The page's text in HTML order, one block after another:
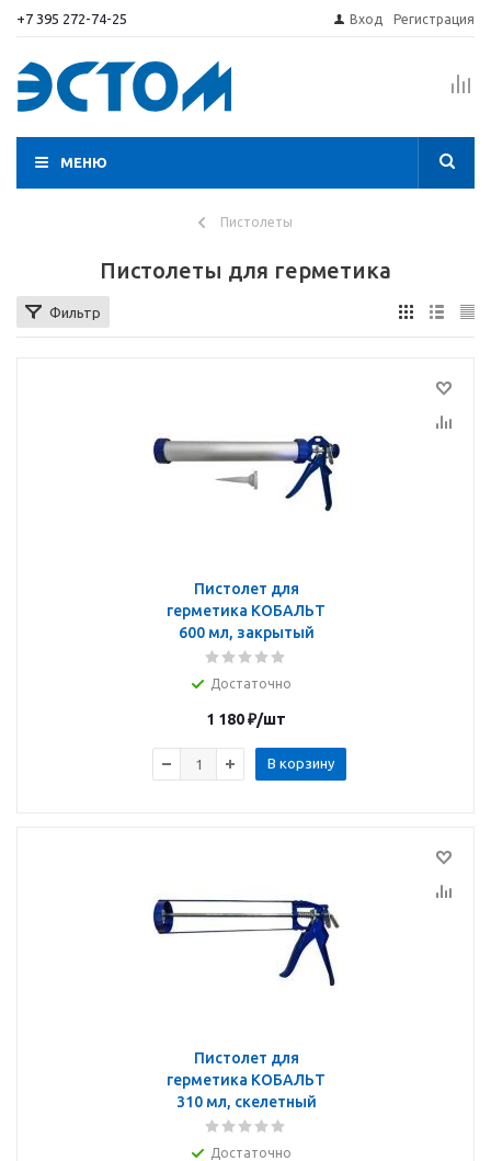
+7 395 272-74-25 Вход Регистрация
МЕНЮ
Пистолеты
Пистолеты для герметика
Фильтр
Пистолет для
герметика КОБАЛЬТ
600 мл, закрытый
Достаточно
1 180₽/шт
В корзину
Пистолет для
герметика КОБАЛЬТ
310 мл, скелетный
Достаточно